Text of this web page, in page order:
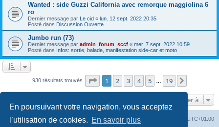
En poursuivant votre navigation, vous acceptez
l’utilisation de cookies. En savoir plus
Wanted : side Guzzi California avec remorque maggiolina 6
ro
Dernier message par Le cid « lun. 12 sept. 2022 20:35
Posté dans Discussion Ouverte
Jumbo run (73)
Dernier message par admin_forum_sccf « mer. 7 sept. 2022 10:59
Posté dans Infos: sortie, balade, manifestation side-car et moto
930 résultats trouvés Page 1sur19
1 2 3 4 5 19
Aller à
Index du forum UTC+01:00